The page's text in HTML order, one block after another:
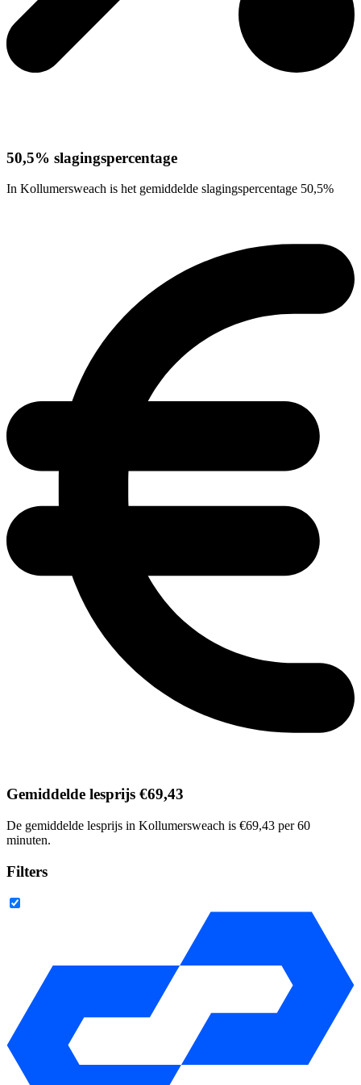
50,5% slagingspercentage
In Kollumersweach is het gemiddelde slagingspercentage 50,5%
Gemiddelde lesprijs €69,43
De gemiddelde lesprijs in Kollumersweach is €69,43 per 60
minuten.
Filters